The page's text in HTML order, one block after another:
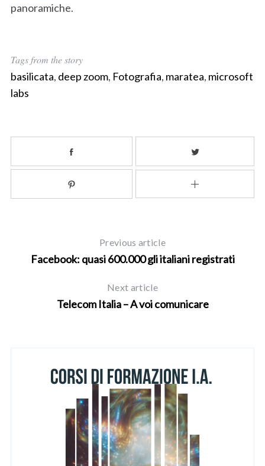
panoramiche.
Tags from the story
basilicata, deep zoom, Fotografia, maratea, microsoft
labs
Previous article
Facebook: quasi 600.000 gli italiani registrati
Next article
Telecom Italia – A voi comunicare
e
r
r